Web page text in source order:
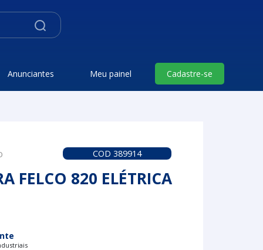
Anunciantes Meu painel Cadastre-se
COD 389914
FELCO 820 ELÉTRICA